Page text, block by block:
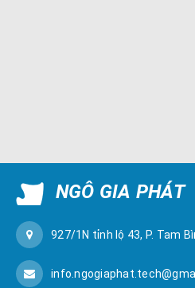
NGÔ GIA PHÁT
927/1N tỉnh lộ 43, P. Tam